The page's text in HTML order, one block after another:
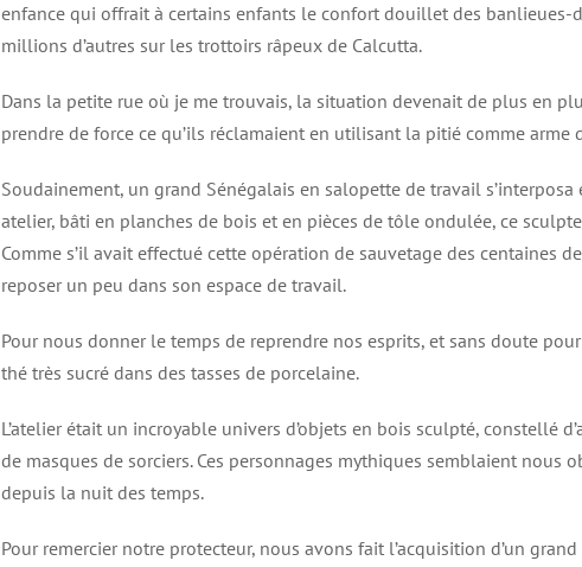
enfance qui offrait à certains enfants le confort douillet des banlieues-
millions d’autres sur les trottoirs râpeux de Calcutta.
Dans la petite rue où je me trouvais, la situation devenait de plus en
prendre de force ce qu’ils réclamaient en utilisant la pitié comme arme
Soudainement, un grand Sénégalais en salopette de travail
atelier, bâti en planches de bois et en pièces de tôle ondulée, ce
Comme s’il avait effectué cette opération de sauvetage des centaines
reposer un peu dans son espace de travail.
Pour nous donner le temps de reprendre nos esprits, et sans doute
thé très sucré dans des tasses de porcelaine.
L’atelier était un incroyable univers d’objets en bois sculpté, constellé
de masques de sorciers. Ces personnages mythiques semblaient nous
depuis la nuit des temps.
Pour remercier notre protecteur, nous avons fait l’acquisition d’un